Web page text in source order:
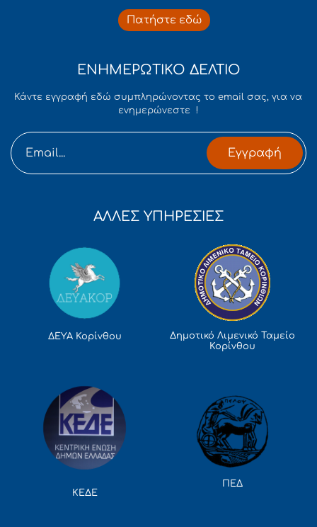
Πατήστε εδώ
ΕΝΗΜΕΡΩΤΙΚΟ ΔΕΛΤΙΟ
Κάντε εγγραφή εδώ συμπληρώνοντας το email σας, για να
ενημερώνεστε !
Εγγραφή
ΑΛΛΕΣ ΥΠΗΡΕΣΙΕΣ
ΔΕΥΑ Κορίνθου
Δημοτικό Λιμενικό Ταμείο
Κορίνθου
ΚΕΔΕ
ΠΕΔ